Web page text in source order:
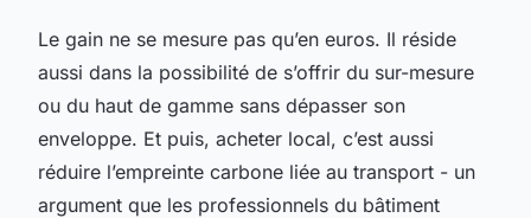
Le gain ne se mesure pas qu’en euros. Il réside
aussi dans la possibilité de s’offrir du sur-mesure
ou du haut de gamme sans dépasser son
enveloppe. Et puis, acheter local, c’est aussi
réduire l’empreinte carbone liée au transport - un
argument que les professionnels du bâtiment